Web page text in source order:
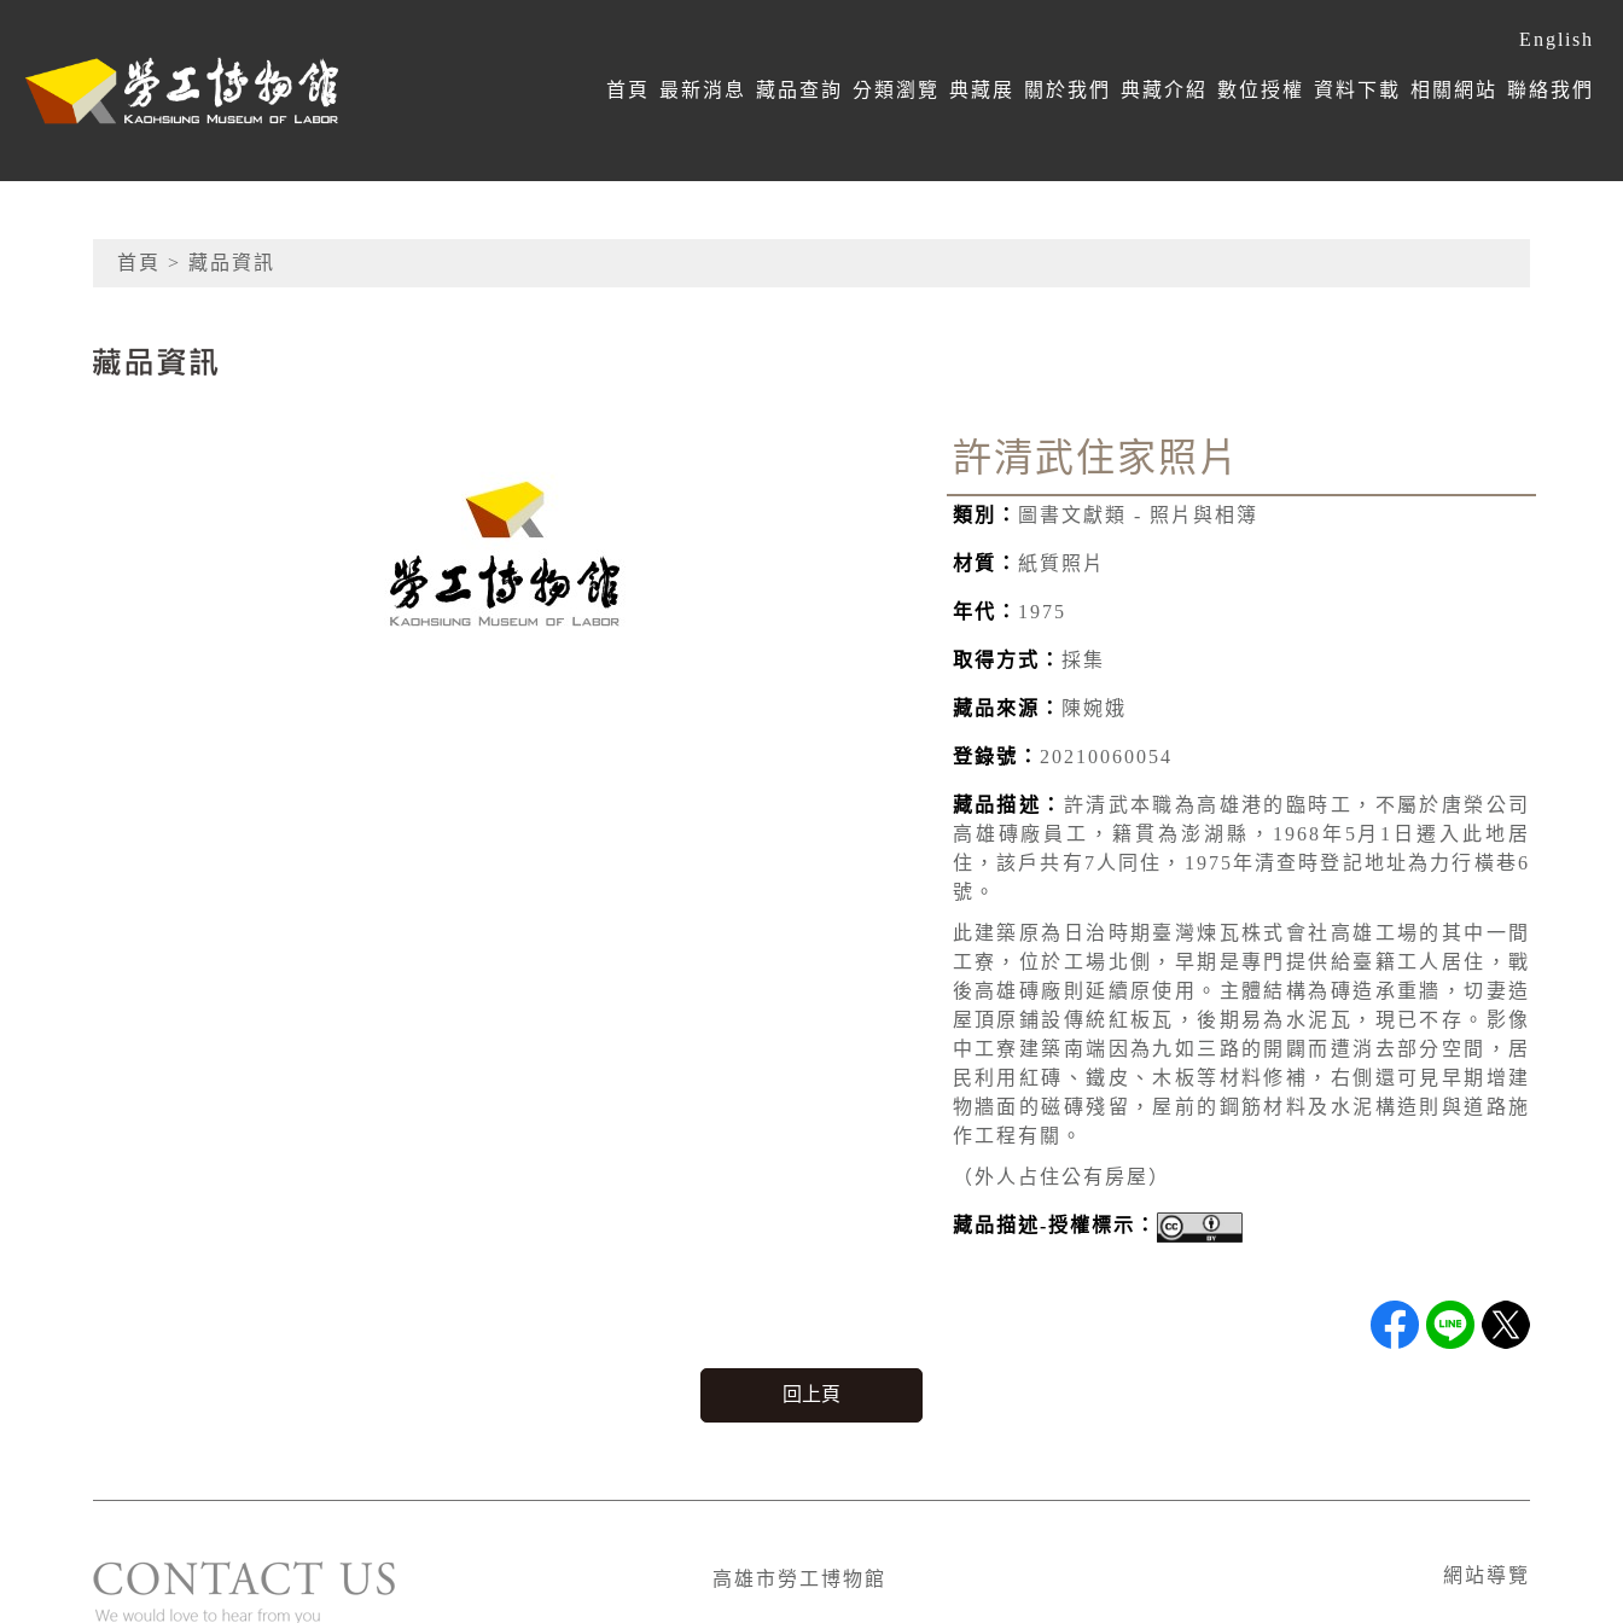
高雄市勞工博物館
網頁導覽
首頁 最新消息 藏品查詢 分類瀏覽 典藏展 關於我們 典藏介紹 數位授權 資料下載 相關網站 聯絡我們
English
首頁 > 藏品資訊
許清武住家照片
類別： 圖書文獻類 - 照片與相簿
材質： 紙質照片
年代： 1975
取得方式： 採集
藏品來源： 陳婉娥
登錄號： 20210060054
藏品描述： 許清武本職為高雄港的臨時工，不屬於唐榮公司
高雄磚廠員工，籍貫為澎湖縣，1968年5月1日遷入此地居
住，該戶共有7人同住，1975年清查時登記地址為力行橫巷6
號。
此建築原為日治時期臺灣煉瓦株式會社高雄工場的其中一間
工寮，位於工場北側，早期是專門提供給臺籍工人居住，戰
後高雄磚廠則延續原使用。主體結構為磚造承重牆，切妻造
屋頂原鋪設傳統紅板瓦，後期易為水泥瓦，現已不存。影像
中工寮建築南端因為九如三路的開闢而遭消去部分空間，居
民利用紅磚、鐵皮、木板等材料修補，右側還可見早期增建
物牆面的磁磚殘留，屋前的鋼筋材料及水泥構造則與道路施
作工程有關。
（外人占住公有房屋）
藏品描述-授權標示：
回上頁
高雄市勞工博物館 網站導覽